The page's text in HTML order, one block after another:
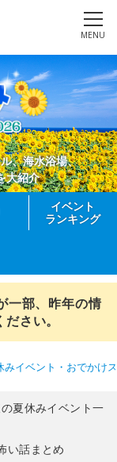
MENU
、海水浴場、
大紹介
イベント
ランキング
一部、昨年の情
さい。
みイベント・おでかけ
夏休みイベント一
い話まとめ